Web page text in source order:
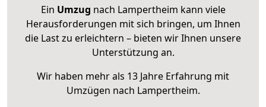
Ein Umzug nach Lampertheim kann viele
Herausforderungen mit sich bringen, um Ihnen
die Last zu erleichtern – bieten wir Ihnen unsere
Unterstützung an.
Wir haben mehr als 13 Jahre Erfahrung mit
Umzügen nach Lampertheim.